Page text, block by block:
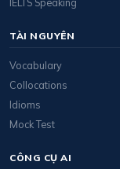
TÀI NGUYÊN
Vocabulary
Collocations
Idioms
Mock Test
CÔNG CỤ AI